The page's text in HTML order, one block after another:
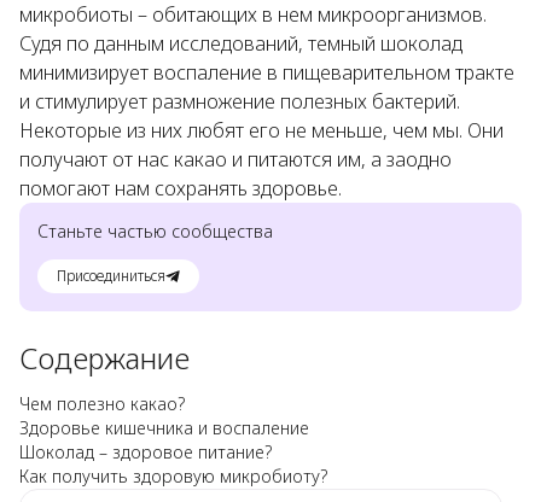
микробиоты – обитающих в нем микроорганизмов.
Судя по данным исследований, темный шоколад
минимизирует воспаление в пищеварительном тракте
и стимулирует размножение полезных бактерий.
Некоторые из них любят его не меньше, чем мы. Они
получают от нас какао и питаются им, а заодно
помогают нам сохранять здоровье.
Станьте частью сообщества
Присоединиться
Содержание
Чем полезно какао?
Здоровье кишечника и воспаление
Шоколад – здоровое питание?
Как получить здоровую микробиоту?